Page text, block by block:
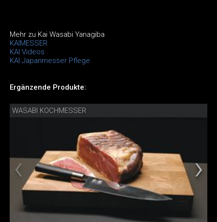
Mehr zu Kai Wasabi Yanagiba
KAIMESSER
KAI Videos
KAI Japanmesser Pflege
Ergänzende Produkte:
WASABI KOCHMESSER